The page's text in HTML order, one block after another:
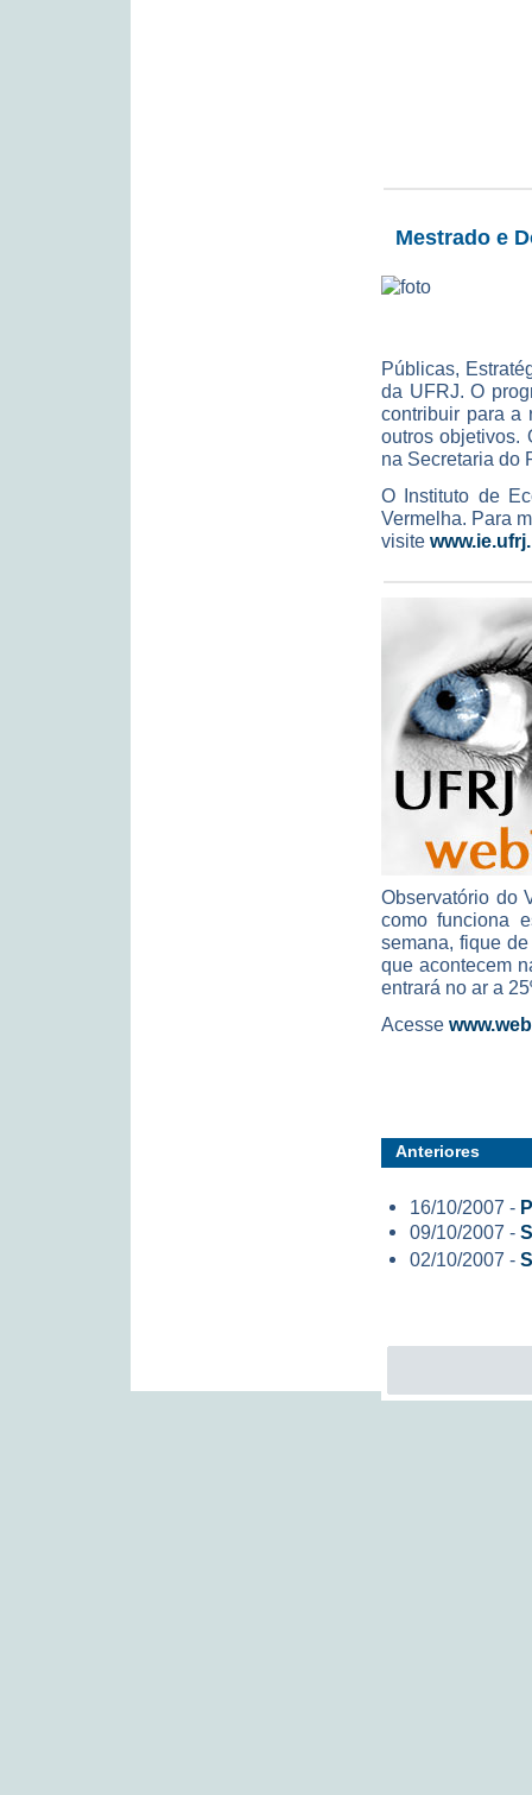
Mestrado e
Públicas,
da UFRJ. O
contribuir para a
outros objetivos.
na Secretaria do
O Instituto de
Vermelha. Para
visite
Observatório do
como funciona
semana, fique
que acontecem
entrará no ar a
Acesse
Anteriores
16/10/2007 -
09/10/2007 -
02/10/2007 -